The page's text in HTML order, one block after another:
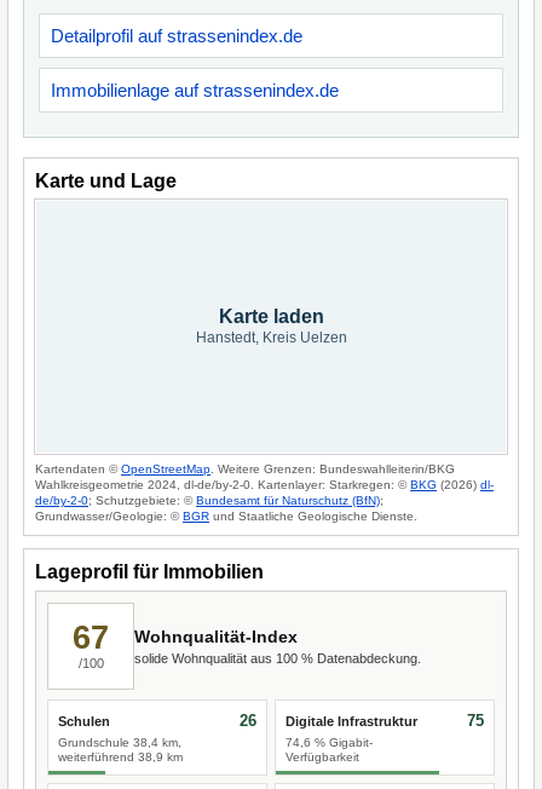
Detailprofil auf strassenindex.de
Immobilienlage auf strassenindex.de
Karte und Lage
Karte laden
Hanstedt, Kreis Uelzen
Kartendaten ©OpenStreetMap . Weitere Grenzen: Bundeswahlleiterin/BKG
Wahlkreisgeometrie 2024, dl-de/by-2-0. Kartenlayer: Starkregen: ©BKG (2026) dl-
de/by-2-0; Schutzgebiete: ©Bundesamt für Naturschutz (BfN);
Grundwasser/Geologie: ©BGR und Staatliche Geologische Dienste.
Lageprofil für Immobilien
67
/100
Wohnqualität-Index
solide Wohnqualität aus 100 % Datenabdeckung.
Schulen
Grundschule 38,4 km,
weiterführend 38,9 km
26 Digitale Infrastruktur
74,6 % Gigabit-
Verfügbarkeit
75